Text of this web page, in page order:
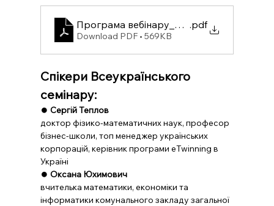
Програма вебінару_06.02.25
.pdf
Download PDF • 569KB
Спікери Всеукраїнського
семінару:
⏺️ Cергій Теплов
доктор фізико-математичних наук, професор
бізнес-школи, топ менеджер українських
корпорацій, керівник програми eTwinning в
Україні
⏺️ Оксана Юхимович
вчителька математики, економіки та
інформатики комунального закладу загальної